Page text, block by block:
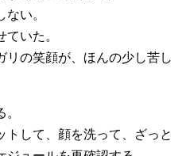
い。
いた。
の笑顔が、ほんの少し苦し
して、顔を洗って、ざっと